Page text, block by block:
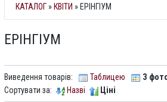
КАТАЛОГ » КВІТИ » ЕРІНГІУМ
ЕРІНГІУМ
Виведення товарів: Таблицею
З
Сортувати за:
Назві Ціні